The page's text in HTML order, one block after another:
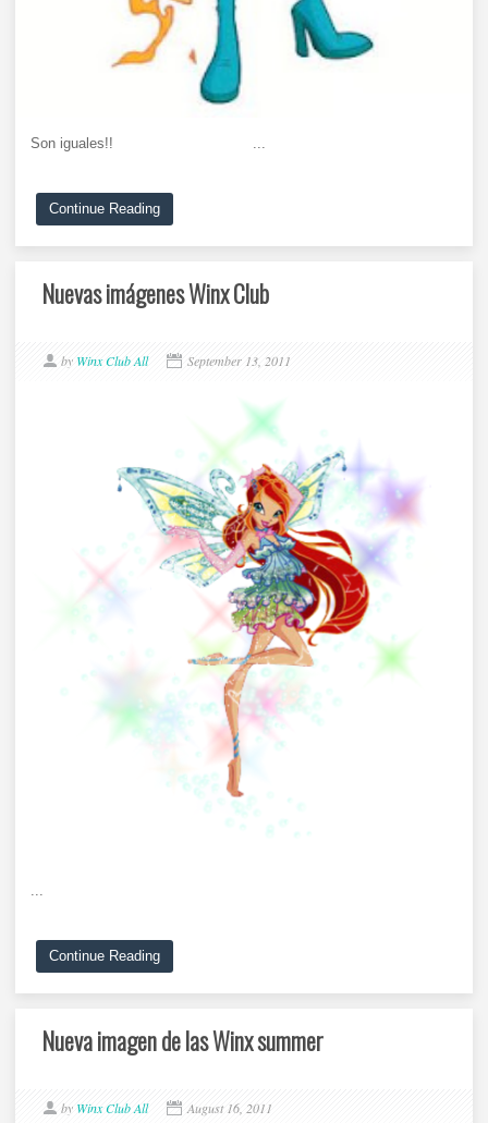
Son iguales!! ...
Continue Reading
Nuevas imágenes Winx Club
by Winx Club All September 13, 2011
...
Continue Reading
Nueva imagen de las Winx summer
by Winx Club All August 16, 2011